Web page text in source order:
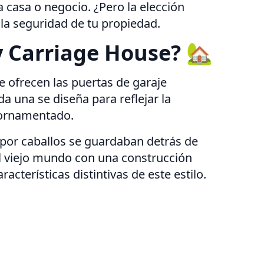
o negocio. ¿Pero la elección
seguridad de tu propiedad.
House? 🏡
ofrecen las puertas de garaje
una se diseña para reflejar la
caballos se guardaban detrás de
mundo con una construcción
distintivas de este estilo.